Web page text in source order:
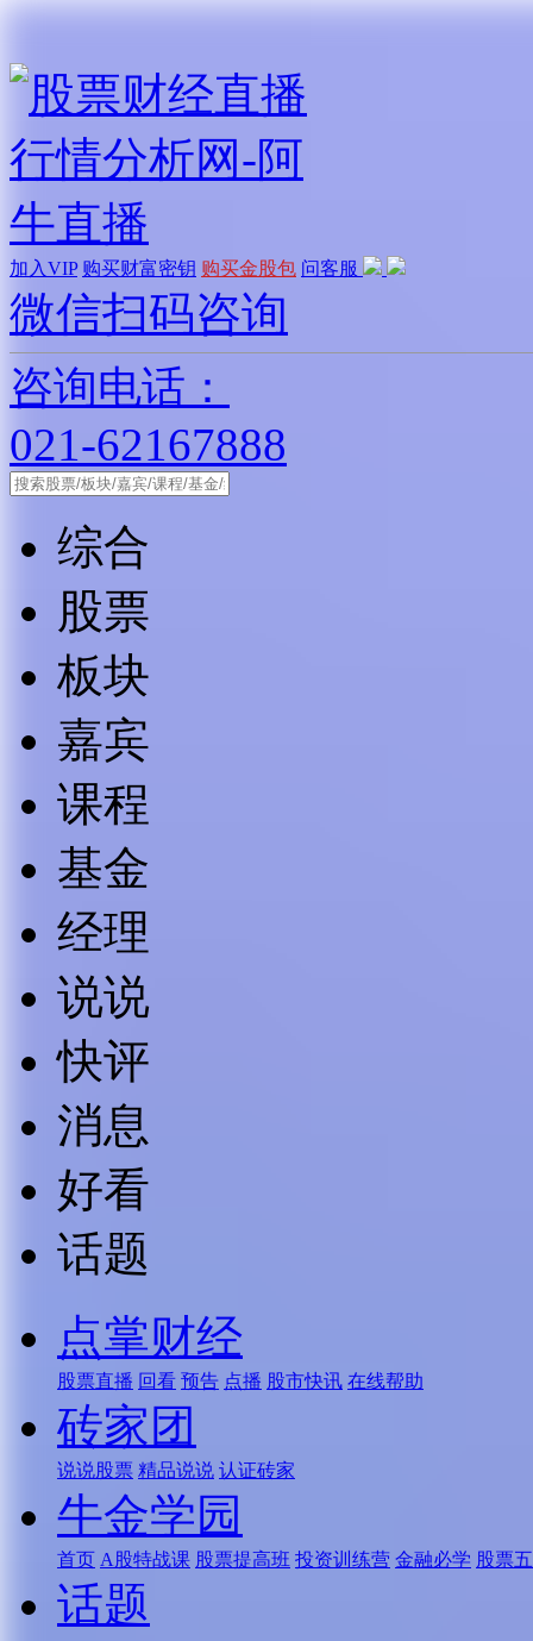
加入VIP 购买财富密钥 购买金股包 问客服
微信扫码咨询
咨询电话：
021-62167888
综合
股票
板块
嘉宾
课程
基金
经理
说说
快评
消息
好看
话题
点掌财经
股票直播 回看 预告 点播 股市快讯 在线帮助
砖家团
说说股票 精品说说 认证砖家
牛金学园
首页 A股特战课 股票提高班 投资训练营 金融必学 股票
话题